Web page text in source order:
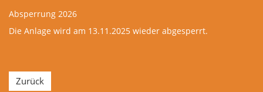
Absperrung 2026
Die Anlage wird am 13.11.2025 wieder abgesperrt.
Zurück